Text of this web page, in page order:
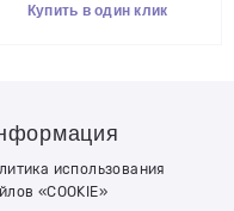
Купить в один клик
использования
«COOKIE»